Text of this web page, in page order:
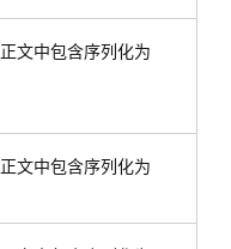
文中包含序列化为
文中包含序列化为